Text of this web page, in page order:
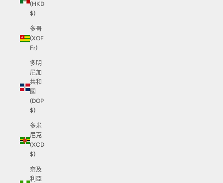
(HKD
$)
多哥
(XOF
Fr)
多明
尼加
共和
國
(DOP
$)
多米
尼克
(XCD
$)
奈及
利亞